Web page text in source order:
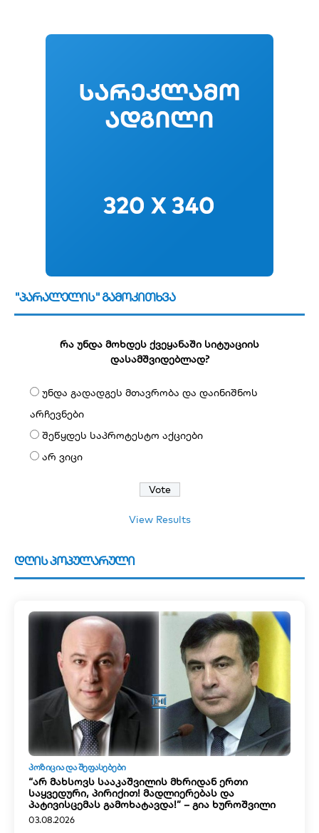
"პარალელის" გამოკითხვა
რა უნდა მოხდეს ქვეყანაში სიტუაციის
დასამშვიდებლად?
უნდა გადადგეს მთავრობა და დაინიშნოს
არჩევნები
შეწყდეს საპროტესტო აქციები
არ ვიცი
View Results
დღის პოპულარული
ᲞᲝᲖᲘᲪᲘᲐ ᲓᲐ ᲨᲔᲤᲐᲡᲔᲑᲔᲑᲘ
“არ მახსოვს სააკაშვილის მხრიდან ერთი
საყვედური, პირიქით! მადლიერებას და
პატივისცემას გამოხატავდა!” – გია ხუროშვილი
03.08.2026